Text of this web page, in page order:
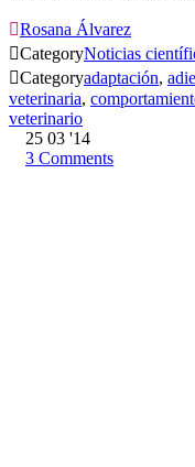
Rosana Álvarez
CategoryNoticias
Categoryadaptación,
veterinaria,
veterinario
25 03 '14
3 Comments